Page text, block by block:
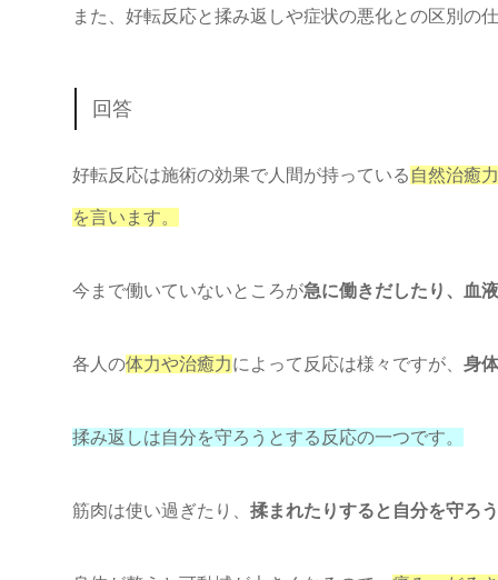
また、好転反応と揉み返しや症状の悪化との区別の
回答
好転反応は施術の効果で人間が持っている 自然治癒
を言います。
今まで働いていないところが急に働きだしたり、血
各人の体力や治癒力によって反応は様々ですが、 身
揉み返しは自分を守ろうとする反応の一つです。
筋肉は使い過ぎたり、 揉まれたりすると自分を守ろ